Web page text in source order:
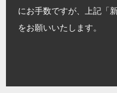
にお手数ですが、上記「
をお願いいたします。